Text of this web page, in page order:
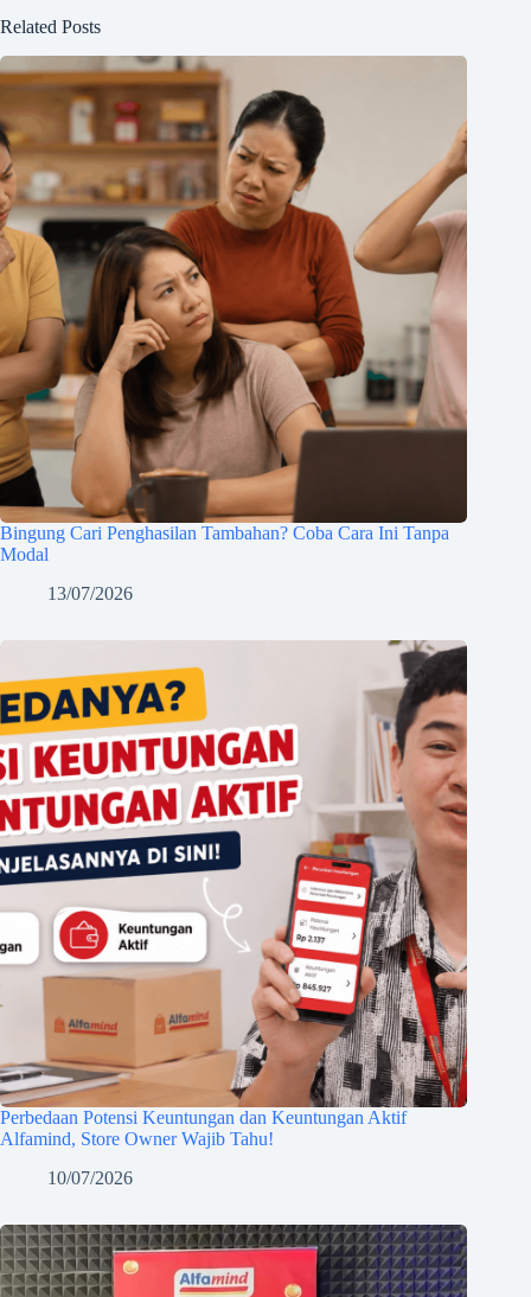
Related Posts
Bingung Cari Penghasilan Tambahan? Coba Cara Ini Tanpa
Modal
13/07/2026
Perbedaan Potensi Keuntungan dan Keuntungan Aktif
Alfamind, Store Owner Wajib Tahu!
10/07/2026